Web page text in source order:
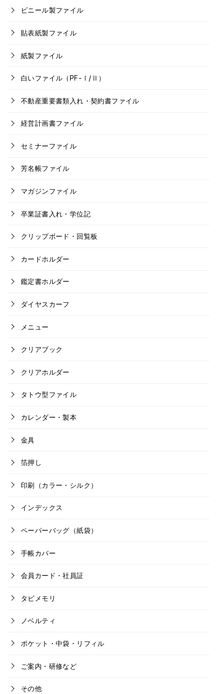
ビニール製ファイル
貼表紙製ファイル
紙製ファイル
白いファイル（PF-Ⅰ/Ⅱ）
不動産重要書類入れ・契約書ファイル
経営計画書ファイル
セミナーファイル
芳名帳ファイル
マガジンファイル
卒業証書入れ・学位記
クリップボード・回覧板
カードホルダー
鑑定書ホルダー
ダイヤスカーフ
メニュー
クリアブック
クリアホルダー
タトウ型ファイル
カレンダー・製本
金具
箔押し
印刷（カラー・シルク）
インデックス
ペーパーバッグ（紙袋）
手帳カバー
会員カード・社員証
タビメモリ
ノベルティ
ポケット・中袋・リフィル
ご案内・研修など
その他